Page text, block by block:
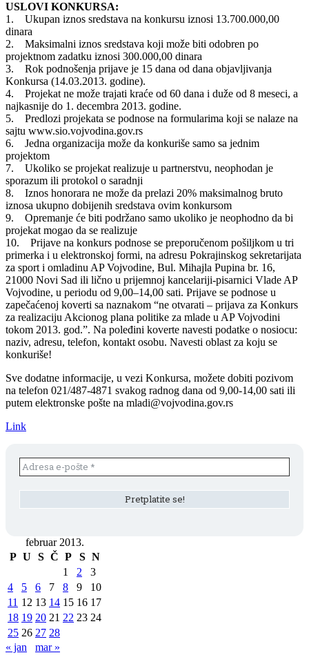
USLOVI KONKURSA:
1. Ukupan iznos sredstava na konkursu iznosi 13.700.000,00
dinara
2. Maksimalni iznos sredstava koji može biti odobren po
projektnom zadatku iznosi 300.000,00 dinara
3. Rok podnošenja prijave je 15 dana od dana objavljivanja
Konkursa (14.03.2013. godine).
4. Projekat ne može trajati kraće od 60 dana i duže od 8 meseci, a
najkasnije do 1. decembra 2013. godine.
5. Predlozi projekata se podnose na formularima koji se nalaze na
sajtu www.sio.vojvodina.gov.rs
6. Jedna organizacija može da konkuriše samo sa jednim
projektom
7. Ukoliko se projekat realizuje u partnerstvu, neophodan je
sporazum ili protokol o saradnji
8. Iznos honorara ne može da prelazi 20% maksimalnog bruto
iznosa ukupno dobijenih sredstava ovim konkursom
9. Opremanje će biti podržano samo ukoliko je neophodno da bi
projekat mogao da se realizuje
10. Prijave na konkurs podnose se preporučenom pošiljkom u tri
primerka i u elektronskoj formi, na adresu Pokrajinskog sekretarijata
za sport i omladinu AP Vojvodine, Bul. Mihajla Pupina br. 16,
21000 Novi Sad ili lično u prijemnoj kancelariji-pisarnici Vlade AP
Vojvodine, u periodu od 9,00–14,00 sati. Prijave se podnose u
zapečaćenoj koverti sa naznakom “ne otvarati – prijava za Konkurs
za realizaciju Akcionog plana politike za mlade u AP Vojvodini
tokom 2013. god.”. Na poleđini koverte navesti podatke o nosiocu:
naziv, adresu, telefon, kontakt osobu. Navesti oblast za koju se
konkuriše!
Sve dodatne informacije, u vezi Konkursa, možete dobiti pozivom
na telefon 021/487-4871 svakog radnog dana od 9,00-14,00 sati ili
putem elektronske pošte na mladi@vojvodina.gov.rs
Link
februar 2013.
P U S Č P S N
1
2
3
4
5 6 7 8 9
10
11 12 13 14 15 16 17
18 19 20 21 22 23 24
25 26 27 28
« jan
mar »